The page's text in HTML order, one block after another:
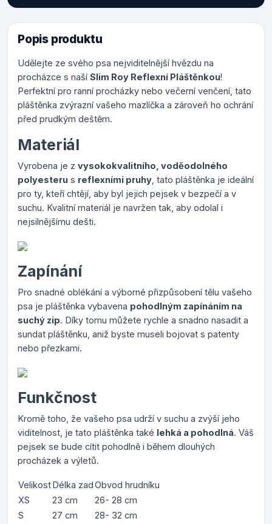
Popis produktu
Udělejte ze svého psa nejviditelnější hvězdu na
procházce s naší Slim Roy Reflexní Pláštěnkou!
Perfektní pro ranní procházky nebo večerní venčení, tato
pláštěnka zvýrazní vašeho mazlíčka a zároveň ho ochrání
před prudkým deštěm.
Materiál
Vyrobena je z vysokokvalitního, voděodolného
polyesteru s reflexními pruhy , tato pláštěnka je ideální
pro ty, kteří chtějí, aby byl jejich pejsek v bezpečí a v
suchu. Kvalitní materiál je navržen tak, aby odolal i
nejsilnějšímu dešti.
Zapínání
Pro snadné oblékání a výborné přizpůsobení tělu vašeho
psa je pláštěnka vybavena pohodlným zapínáním na
suchý zip. Díky tomu můžete rychle a snadno nasadit a
sundat pláštěnku, aniž byste museli bojovat s patenty
nebo přezkami.
Funkčnost
Kromě toho, že vašeho psa udrží v suchu a zvýší jeho
viditelnost, je tato pláštěnka také lehká a pohodlná. Váš
pejsek se bude cítit pohodlně i během dlouhých
procházek a výletů.
VelikostDélka zadObvod hrudníku
XS
23 cm
26- 28 cm
S
27 cm
28- 32 cm